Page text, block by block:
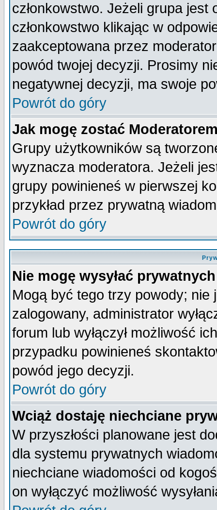
członkowstwo. Jeżeli grupa
członkowstwo klikając w
zaakceptowana przez
powód twojej decyzji. Prosimy
negatywnej decyzji, ma swoje
Powrót do góry
Jak mogę zostać
Grupy użytkowników są
wyznacza moderatora. Jeżeli
grupy powinieneś w pierwszej
przykład przez prywatną
Powrót do góry
Nie mogę wysyłać
Mogą być tego trzy powody;
zalogowany, administrator
forum lub wyłączył możliwość
przypadku powinieneś
powód jego decyzji.
Powrót do góry
Wciąż dostaję niechciane
W przyszłości planowane jest
dla systemu prywatnych
niechciane wiadomości od
on wyłączyć możliwość